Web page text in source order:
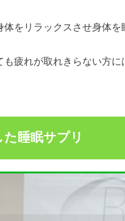
をリラックスさせ身体を
も疲れが取れきらない方に
睡眠サプリ